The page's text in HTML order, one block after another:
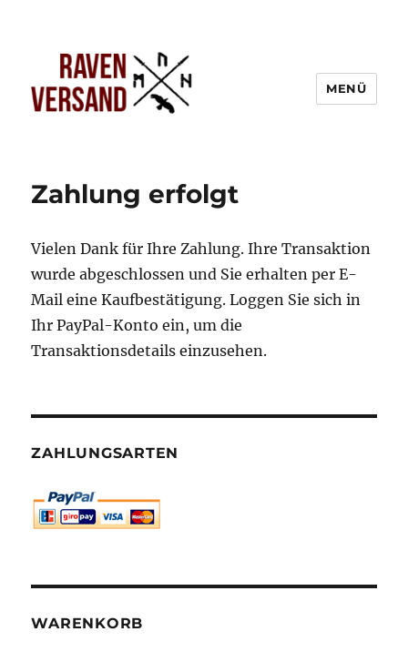
MENÜ
Zahlung erfolgt
Vielen Dank für Ihre Zahlung. Ihre Transaktion
wurde abgeschlossen und Sie erhalten per E-
Mail eine Kaufbestätigung. Loggen Sie sich in
Ihr PayPal-Konto ein, um die
Transaktionsdetails einzusehen.
ZAHLUNGSARTEN
WARENKORB